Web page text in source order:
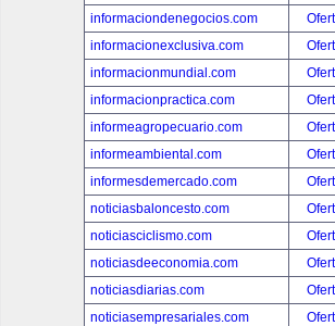
informaciondenegocios.com
informacionexclusiva.com
informacionmundial.com
informacionpractica.com
informeagropecuario.com
informeambiental.com
informesdemercado.com
noticiasbaloncesto.com
noticiasciclismo.com
noticiasdeeconomia.com
noticiasdiarias.com
noticiasempresariales.com